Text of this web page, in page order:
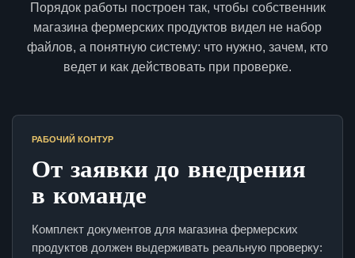
Порядок работы построен так, чтобы собственник
магазина фермерских продуктов видел не набор
файлов, а понятную систему: что нужно, зачем, кто
ведет и как действовать при проверке.
РАБОЧИЙ КОНТУР
От заявки до внедрения
в команде
Комплект документов для магазина фермерских
продуктов должен выдерживать реальную проверку: